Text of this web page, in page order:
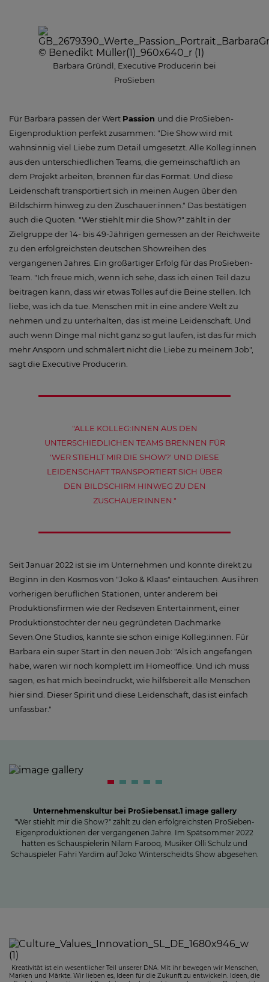
Barbara Gründl, Executive Producerin bei
ProSieben
Für Barbara passen der Wert Passion und die ProSieben-
Eigenproduktion perfekt zusammen: "Die Show wird mit
wahnsinnig viel Liebe zum Detail umgesetzt. Alle Kolleg:innen
aus den unterschiedlichen Teams, die gemeinschaftlich an
dem Projekt arbeiten, brennen für das Format. Und diese
Leidenschaft transportiert sich in meinen Augen über den
Bildschirm hinweg zu den Zuschauer:innen." Das bestätigen
auch die Quoten. "Wer stiehlt mir die Show?" zählt in der
Zielgruppe der 14- bis 49-Jährigen gemessen an der Reichweite
zu den erfolgreichsten deutschen Showreihen des
vergangenen Jahres. Ein großartiger Erfolg für das ProSieben-
Team. "Ich freue mich, wenn ich sehe, dass ich einen Teil dazu
beitragen kann, dass wir etwas Tolles auf die Beine stellen. Ich
liebe, was ich da tue. Menschen mit in eine andere Welt zu
nehmen und zu unterhalten, das ist meine Leidenschaft. Und
auch wenn Dinge mal nicht ganz so gut laufen, ist das für mich
mehr Ansporn und schmälert nicht die Liebe zu meinem Job",
sagt die Executive Producerin.
"ALLE KOLLEG:INNEN AUS DEN
UNTERSCHIEDLICHEN TEAMS BRENNEN FÜR
'WER STIEHLT MIR DIE SHOW?' UND DIESE
LEIDENSCHAFT TRANSPORTIERT SICH ÜBER
DEN BILDSCHIRM HINWEG ZU DEN
ZUSCHAUER:INNEN."
Seit Januar 2022 ist sie im Unternehmen und konnte direkt zu
Beginn in den Kosmos von "Joko & Klaas" eintauchen. Aus ihren
vorherigen beruflichen Stationen, unter anderem bei
Produktionsfirmen wie der Redseven Entertainment, einer
Produktionstochter der neu gegründeten Dachmarke
Seven.One Studios, kannte sie schon einige Kolleg:innen. Für
Barbara ein super Start in den neuen Job: "Als ich angefangen
habe, waren wir noch komplett im Homeoffice. Und ich muss
sagen, es hat mich beeindruckt, wie hilfsbereit alle Menschen
hier sind. Dieser Spirit und diese Leidenschaft, das ist einfach
unfassbar."
Unternehmenskultur bei ProSiebensat.1 image gallery
"Wer stiehlt mir die Show?" zählt zu den erfolgreichsten ProSieben-
Eigenproduktionen der vergangenen Jahre. Im Spätsommer 2022
hatten es Schauspielerin Nilam Farooq, Musiker Olli Schulz und
Schauspieler Fahri Yardim auf Joko Winterscheidts Show abgesehen.
Kreativität ist ein wesentlicher Teil unserer DNA. Mit ihr bewegen wir Menschen,
Marken und Märkte. Wir lieben es, Ideen für die Zukunft zu entwickeln. Ideen, die